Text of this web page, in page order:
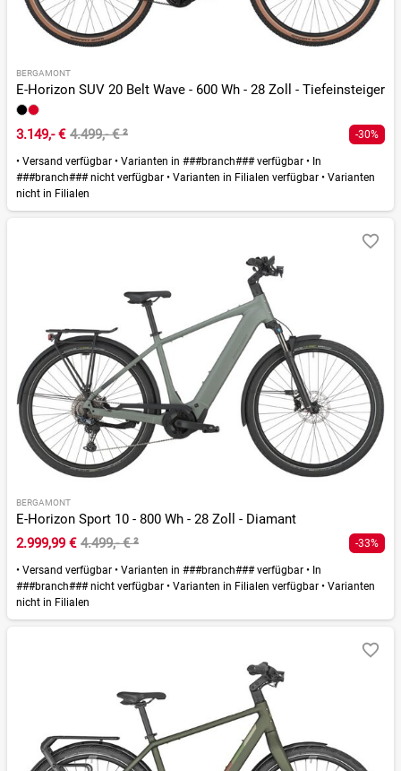
BERGAMONT
E-Horizon SUV 20 Belt Wave - 600 Wh - 28 Zoll - Tiefeinsteiger
3.149,- € 4.499,- €² -30%
• Versand verfügbar • Varianten in ###branch### verfügbar • In
###branch### nicht verfügbar • Varianten in Filialen verfügbar • Varianten
nicht in Filialen
BERGAMONT
E-Horizon Sport 10 - 800 Wh - 28 Zoll - Diamant
2.999,99 € 4.499,- €² -33%
• Versand verfügbar • Varianten in ###branch### verfügbar • In
###branch### nicht verfügbar • Varianten in Filialen verfügbar • Varianten
nicht in Filialen